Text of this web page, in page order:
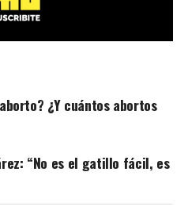
¿Y cuántos abortos
“No es el gatillo fácil, es